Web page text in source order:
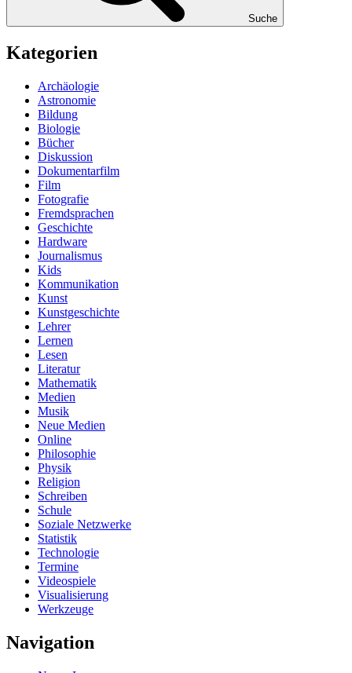
Suche
Kategorien
Archäologie
Astronomie
Bildung
Biologie
Bücher
Diskussion
Dokumentarfilm
Film
Fotografie
Fremdsprachen
Geschichte
Hardware
Journalismus
Kids
Kommunikation
Kunst
Kunstgeschichte
Lehrer
Lernen
Lesen
Literatur
Mathematik
Medien
Musik
Neue Medien
Online
Philosophie
Physik
Religion
Schreiben
Schule
Soziale Netzwerke
Statistik
Technologie
Termine
Videospiele
Visualisierung
Werkzeuge
Navigation